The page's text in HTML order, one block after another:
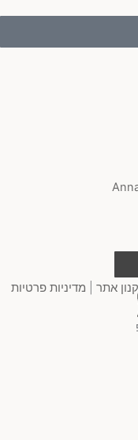
אתר| מדיניות פרטיות